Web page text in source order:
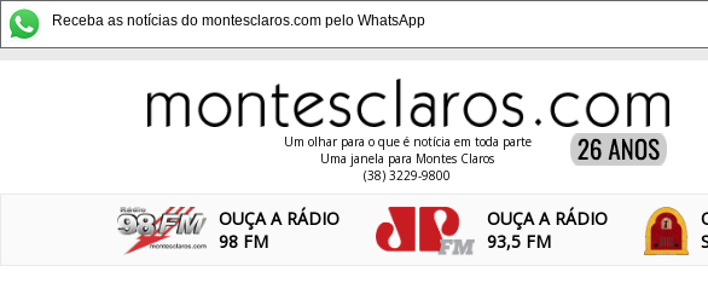
Receba as notícias do montesclaros.com pelo WhatsApp
Um olhar para o que é notícia em toda parte
Uma janela para Montes Claros
(38) 3229-9800
OUÇA A RÁDIO
98 FM
OUÇA A RÁDIO
93,5 FM